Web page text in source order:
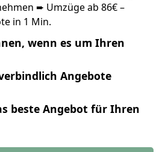
➨ Umzüge ab 86€ –
in 1 Min.
wenn es um Ihren
Angebote
beste Angebot für Ihren